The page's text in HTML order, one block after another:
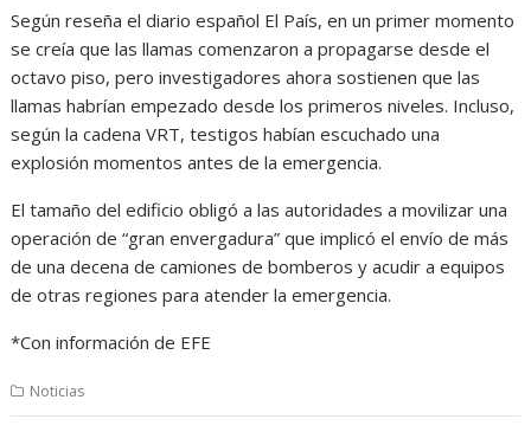
Según reseña el diario español El País, en un primer momento
se creía que las llamas comenzaron a propagarse desde el
octavo piso, pero investigadores ahora sostienen que las
llamas habrían empezado desde los primeros niveles. Incluso,
según la cadena VRT, testigos habían escuchado una
explosión momentos antes de la emergencia.
El tamaño del edificio obligó a las autoridades a movilizar una
operación de “gran envergadura” que implicó el envío de más
de una decena de camiones de bomberos y acudir a equipos
de otras regiones para atender la emergencia.
*Con información de EFE
Noticias